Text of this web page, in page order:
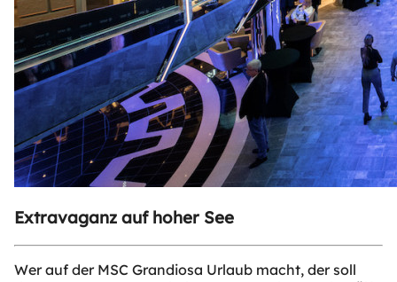
Extravaganz auf hoher See
Wer auf der MSC Grandiosa Urlaub macht, der soll